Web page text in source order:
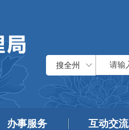
搜全州
办事服务 互动交流